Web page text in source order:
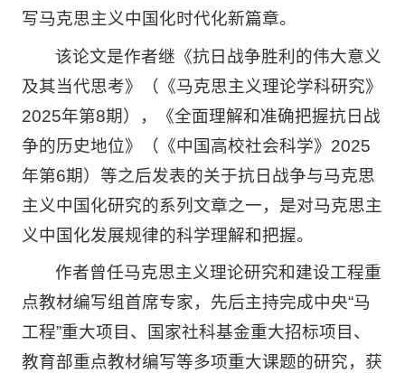
写马克思主义中国化时代化新篇章。
该论文是作者继《抗日战争胜利的伟大意义
及其当代思考》（《马克思主义理论学科研究》
2025年第8期），《全面理解和准确把握抗日战
争的历史地位》（《中国高校社会科学》2025
年第6期）等之后发表的关于抗日战争与马克思
主义中国化研究的系列文章之一，是对马克思主
义中国化发展规律的科学理解和把握。
作者曾任马克思主义理论研究和建设工程重
点教材编写组首席专家，先后主持完成中央“马
工程”重大项目、国家社科基金重大招标项目、
教育部重点教材编写等多项重大课题的研究，获